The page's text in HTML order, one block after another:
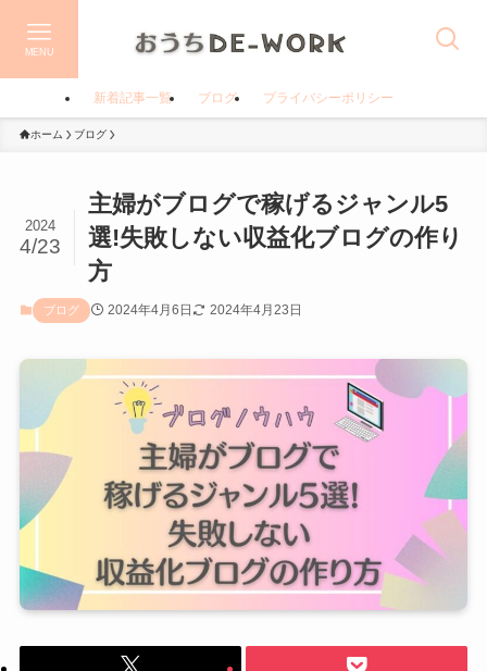
MENU
新着記事一覧 ブログ プライバシーポリシー
ホーム ブログ
主婦がブログで稼げるジャンル5
選!失敗しない収益化ブログの作り
方
2024
4/23
ブログ 2024年4月6日 2024年4月23日